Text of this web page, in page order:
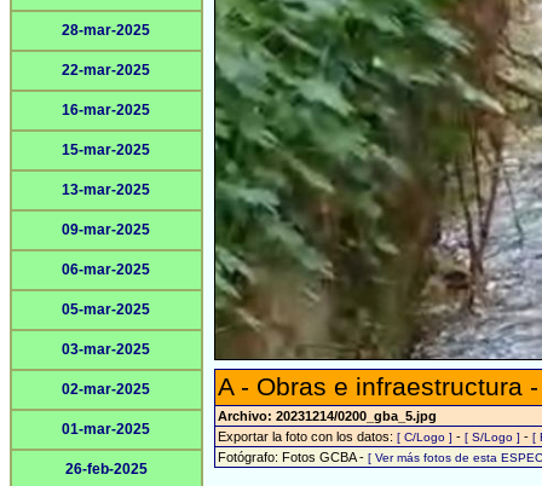
28-mar-2025
22-mar-2025
16-mar-2025
15-mar-2025
13-mar-2025
09-mar-2025
06-mar-2025
05-mar-2025
03-mar-2025
02-mar-2025
01-mar-2025
26-feb-2025
A - Obras e infraestructura
Archivo: 20231214/0200_gba_5.jpg
Exportar la foto con los datos: [ C/Logo ] - [ S/Logo ] - [
Fotógrafo: Fotos GCBA - [ Ver más fotos de esta